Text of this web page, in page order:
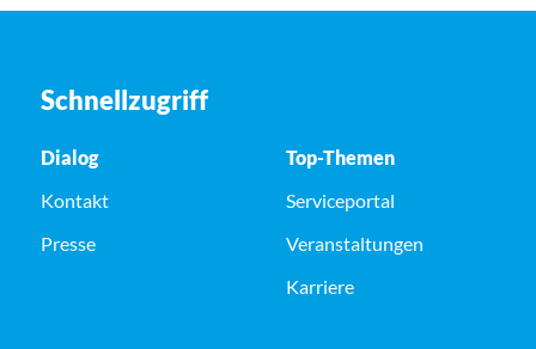
Schnellzugriff
Dialog
Kontakt
Presse
Top-Themen
Serviceportal
Veranstaltungen
Karriere